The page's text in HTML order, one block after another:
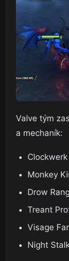
Valve tým
a mechaník:
Monkey
Drow
Treant
Visage
Night